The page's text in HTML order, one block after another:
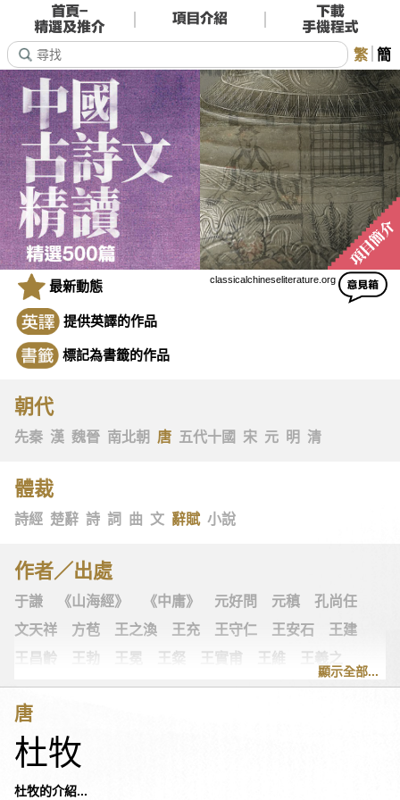
繁 簡
classicalchineseliterature.org
最新動態
提供英譯的作品
標記為書籤的作品
朝代
先秦 漢 魏晉 南北朝 唐 五代十國 宋 元 明 清
體裁
詩經 楚辭 詩 詞 曲 文 辭賦 小說
作者／出處
于謙 《山海經》 《中庸》 元好問 元稹
孔尚任
文天祥
方苞 王之渙 王充 王守仁 王安石
王建
王昌齡
王勃 王冕 王粲 王實甫 王維
王羲之
王翰
王觀 王讜 古詩十九首 古歌謠
史可法
司空圖
《左傳》
朱敦儒
朱慶餘
顯示全部...
唐
杜牧
杜牧的介紹...